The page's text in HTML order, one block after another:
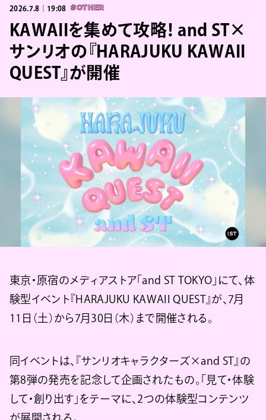
2026.7.8｜19:08 #OTHER
KAWAIIを集めて攻略！ and ST×
サンリオの『HARAJUKU KAWAII
QUEST』が開催
東京・原宿のメディアストア「and ST TOKYO」にて、体
験型イベント『HARAJUKU KAWAII QUEST』が、7月
11日（土）から7月30日（木）まで開催される。
同イベントは、『サンリオキャラクターズ×and ST』の
第8弾の発売を記念して企画されたもの。「見て・体験
して・創り出す」をテーマに、2つの体験型コンテンツ
が展開される。